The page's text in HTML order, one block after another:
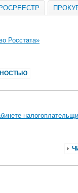
Росстата»